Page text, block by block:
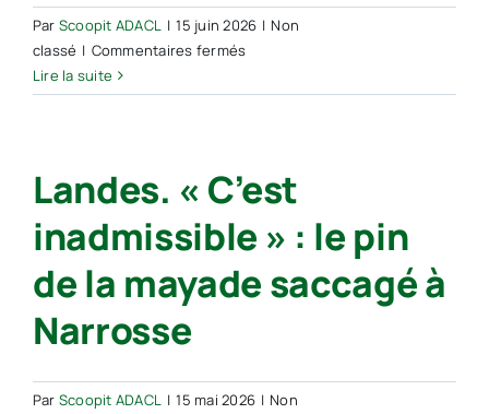
Centre
de
loisirs
Par Scoopit ADACL | 15 juin 2026 | Non
classé | Commentaires ferméssur
municipal
nouveau
restaurant,
nominations
et
subventions
aux
des
Lire la suite
Landes. « C’est
inadmissible » : le pin
de la mayade saccagé à
Narrosse
Par Scoopit ADACL | 15 mai 2026 | Non